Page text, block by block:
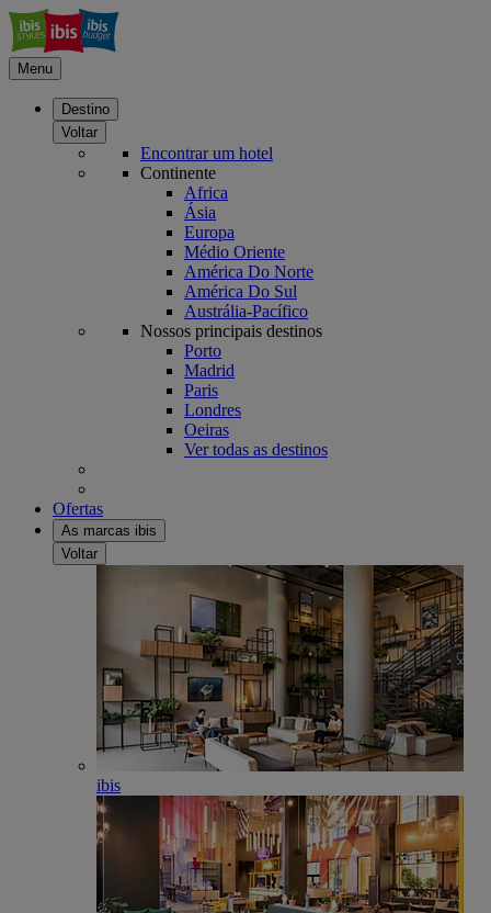
Menu
Destino
Voltar
Encontrar um hotel
Continente
Africa
Ásia
Europa
Médio Oriente
América Do Norte
América Do Sul
Austrália-Pacífico
Nossos principais destinos
Porto
Madrid
Paris
Londres
Oeiras
Ver todas as destinos
Ofertas
As marcas ibis
Voltar
ibis